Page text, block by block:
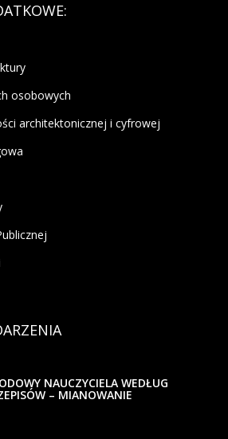
osobowych
architektonicznej i cyfrowej
NAUCZYCIELA WEDŁUG
– MIANOWANIE